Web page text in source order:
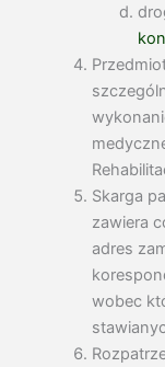
Skarga
zawiera
adres
wobec